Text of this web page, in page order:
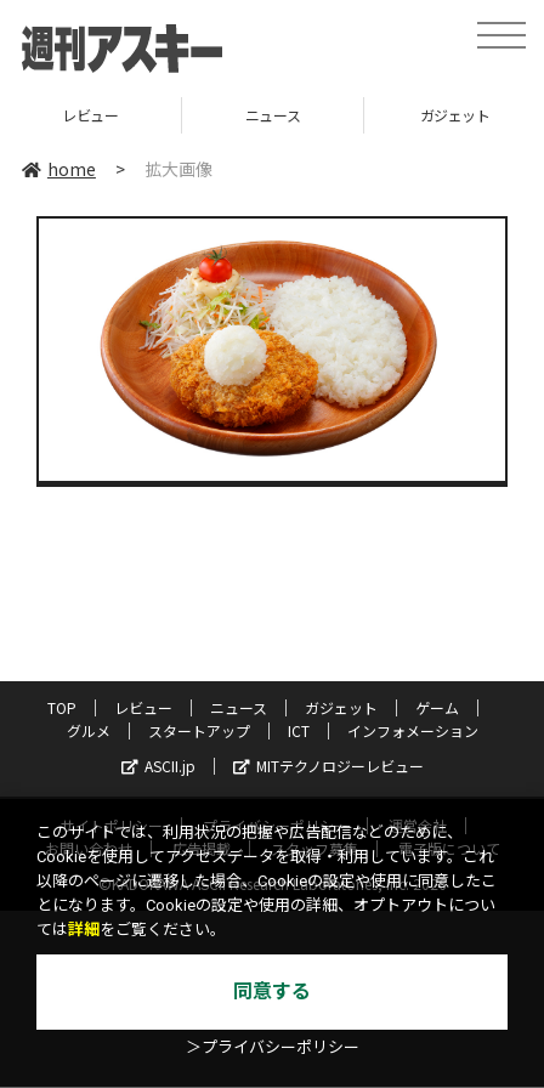
toggle
レビュー ニュース ガジェット
home > 拡大画像
TOP レビュー ニュース ガジェット
ゲーム
グルメ
スタートアップ ICT
インフォメーション
ASCII.jp
MITテクノロジーレビュー
サイトポリシー プライバシーポリシー
運営会社
お問い合わせ
広告掲載 スタッフ募集
電子版について
©KADOKAWA ASCII Research Laboratories, Inc. 2026
このサイトでは、利用状況の把握や広告配信などのために、
Cookieを使用してアクセスデータを取得・利用しています。これ
以降のページに遷移した場合、Cookieの設定や使用に同意したこ
とになります。Cookieの設定や使用の詳細、オプトアウトについ
ては詳細 をご覧ください。
同意する
＞プライバシーポリシー